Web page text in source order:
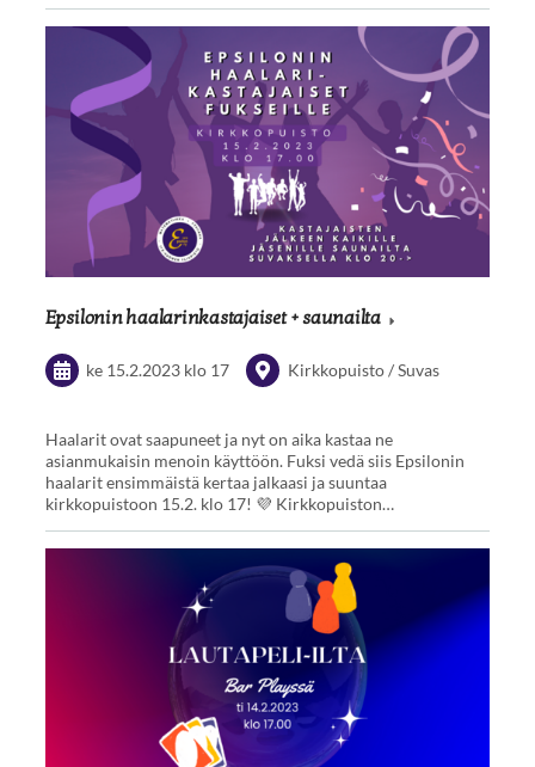
Epsilonin haalarinkastajaiset + saunailta
ke 15.2.2023 klo 17 Kirkkopuisto / Suvas
Haalarit ovat saapuneet ja nyt on aika kastaa ne
asianmukaisin menoin käyttöön. Fuksi vedä siis Epsilonin
haalarit ensimmäistä kertaa jalkaasi ja suuntaa
kirkkopuistoon 15.2. klo 17! 💜 Kirkkopuiston…